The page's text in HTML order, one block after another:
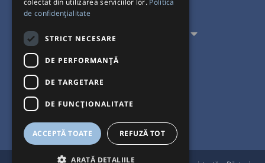
Pentru Călători
Pentru Transportatori
Interacționăm
Acceptăm plăți cu
colectat din utilizarea serviciilor lor. Politica
de confidențialitate
STRICT NECESARE
DE PERFORMANȚĂ
DE TARGETARE
DE FUNCŢIONALITATE
ACCEPTĂ TOATE REFUZĂ TOT
ARATĂ DETALIILE